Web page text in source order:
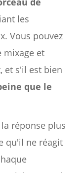
les
Vous pouvez
mixage et
et s'il est bien
que le
réponse plus
qu'il ne réagit